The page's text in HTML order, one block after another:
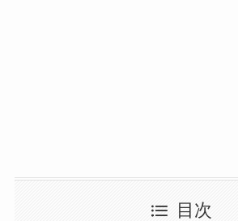
目次